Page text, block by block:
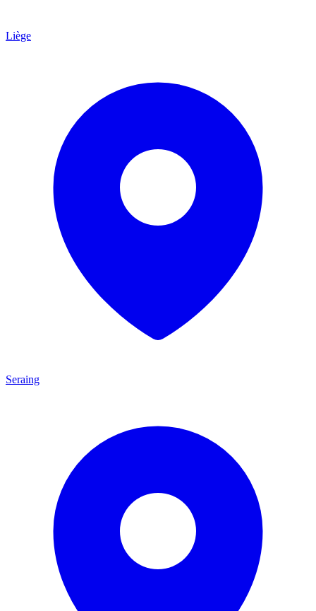
Liège
Seraing